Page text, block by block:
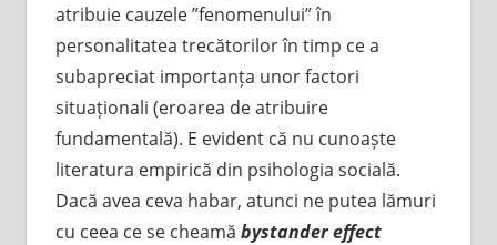
atribuie cauzele ”fenomenului” în
personalitatea trecătorilor în timp ce a
subapreciat importanța unor factori
situaționali (eroarea de atribuire
fundamentală). E evident că nu cunoaște
literatura empirică din psihologia socială.
Dacă avea ceva habar, atunci ne putea lămuri
cu ceea ce se cheamă bystander effect